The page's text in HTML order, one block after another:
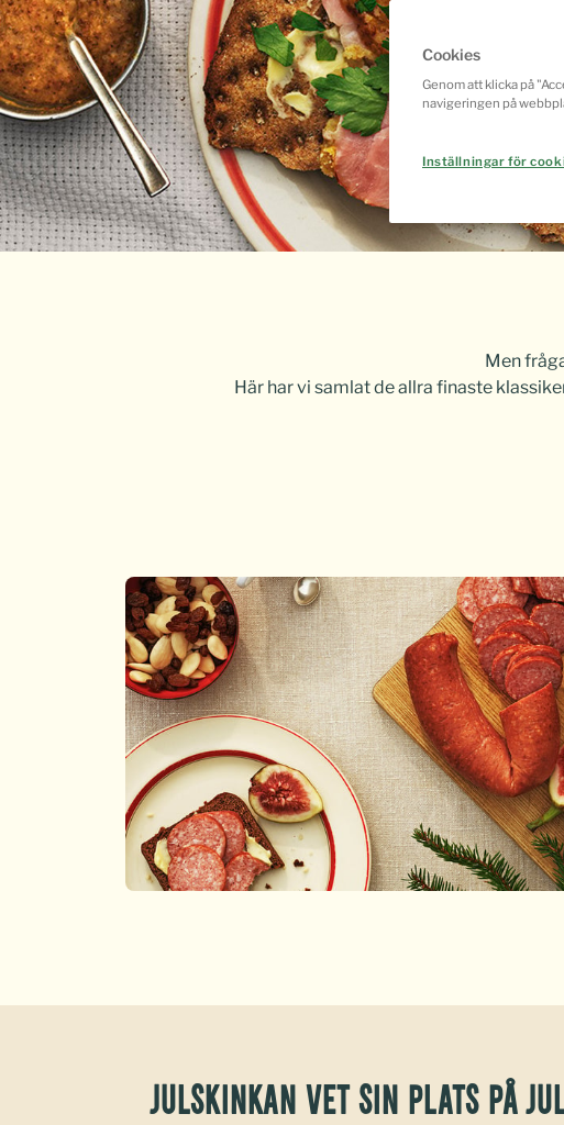
Men
Här har vi samlat de allra finaste
Julskinkan vet sin plats på
Cookies
Genom att klicka på
navigeringen på
Inställningar för